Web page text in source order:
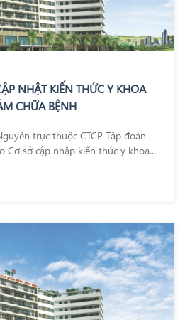
NHẬT KIẾN THỨC Y KHOA
CHỮA BỆNH
trực thuộc CTCP Tập đoàn
Cơ sở cập nhập kiến thức y khoa...